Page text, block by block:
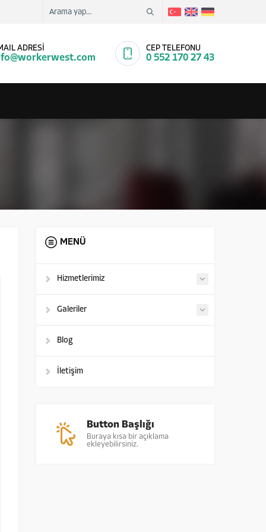
ADRESİ CEP TELEFONU
0 552 170 27 43
MENÜ
Hizmetlerimiz
Galeriler
Blog
İletişim
Button Başlığı
Buraya kısa bir açıklama
ekleyebilirsiniz.